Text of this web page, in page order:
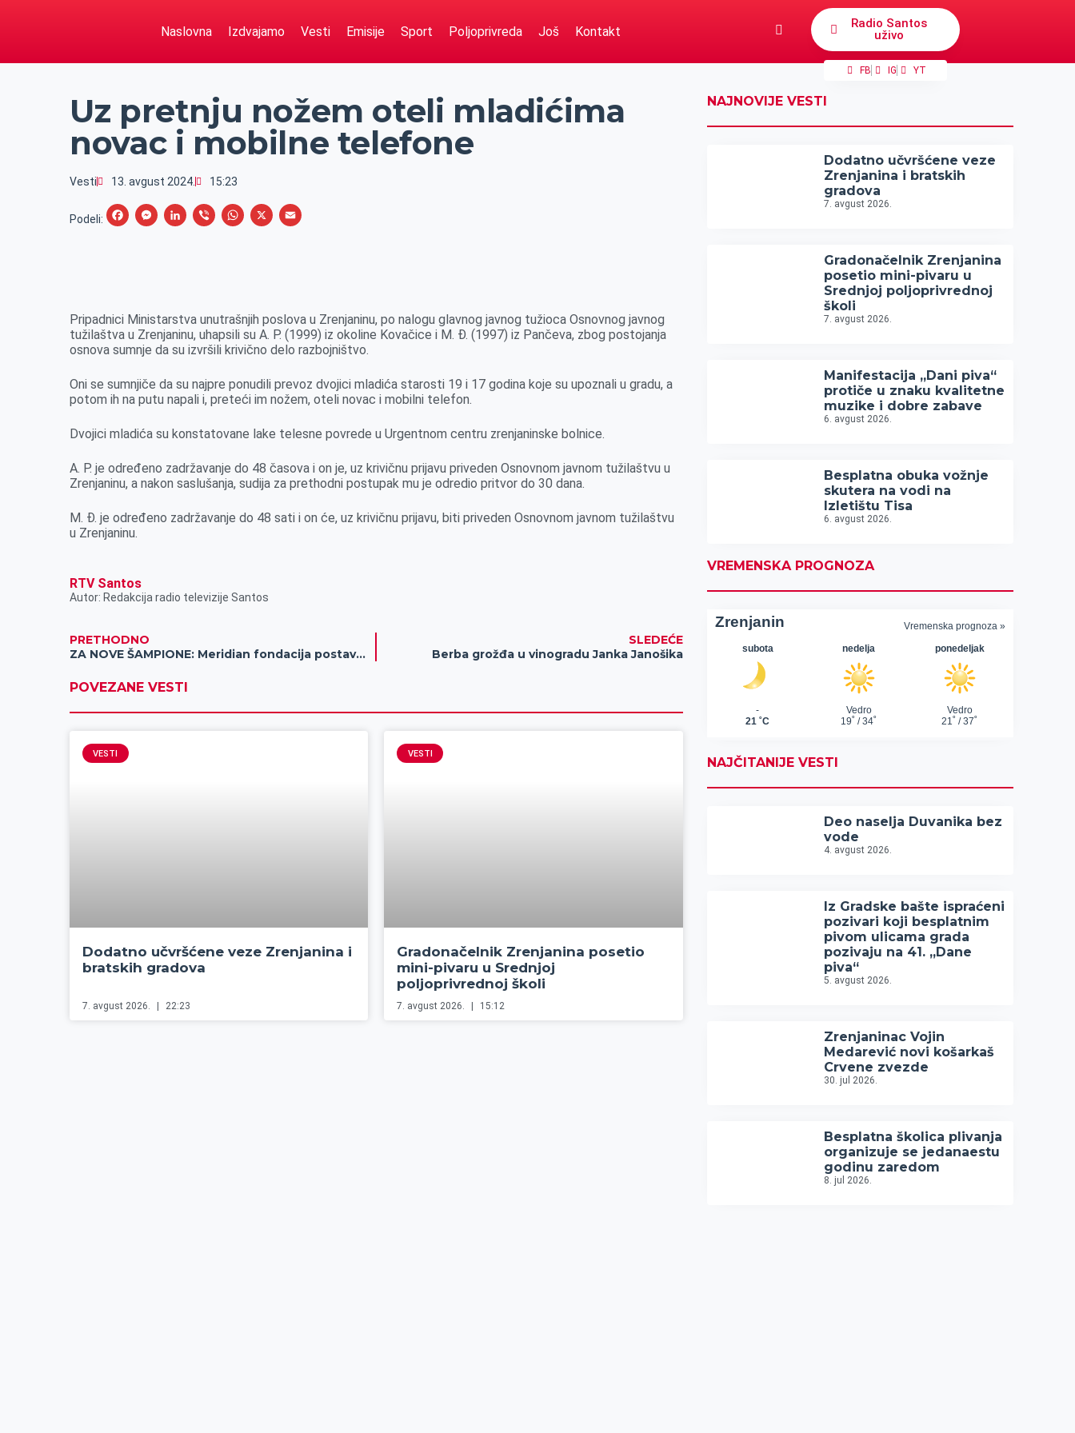
Naslovna Izdvajamo Vesti Emisije Sport Poljoprivreda Još Kontakt
Radio Santos
uživo
FB IG YT
Uz pretnju nožem oteli mladićima
novac i mobilne telefone
Vesti 13. avgust 2024. 15:23
Podeli:
F
o
o
M
n
g
r
L
d
I
V
W
A
p
X
Pripadnici Ministarstva unutrašnjih poslova u Zrenjaninu, po nalogu glavnog javnog tužioca Osnovnog javnog
tužilaštva u Zrenjaninu, uhapsili su A. P. (1999) iz okoline Kovačice i M. Đ. (1997) iz Pančeva, zbog postojanja
osnova sumnje da su izvršili krivično delo razbojništvo.
Oni se sumnjiče da su najpre ponudili prevoz dvojici mladića starosti 19 i 17 godina koje su upoznali u gradu, a
potom ih na putu napali i, preteći im nožem, oteli novac i mobilni telefon.
Dvojici mladića su konstatovane lake telesne povrede u Urgentnom centru zrenjaninske bolnice.
A. P. je određeno zadržavanje do 48 časova i on je, uz krivičnu prijavu priveden Osnovnom javnom tužilaštvu u
Zrenjaninu, a nakon saslušanja, sudija za prethodni postupak mu je odredio pritvor do 30 dana.
M. Đ. je određeno zadržavanje do 48 sati i on će, uz krivičnu prijavu, biti priveden Osnovnom javnom tužilaštvu
u Zrenjaninu.
RTV Santos
Autor: Redakcija radio televizije Santos
PRETHODNO
ZA NOVE ŠAMPIONE: Meridian fondacija postavila table i koševe u Somboru, gradu Nikole Jokića
SLEDEĆE
Berba grožđa u vinogradu Janka Janošika
POVEZANE VESTI
VESTI
Dodatno učvršćene veze Zrenjanina i
bratskih gradova
7. avgust 2026. 22:23
VESTI
Gradonačelnik Zrenjanina posetio
mini-pivaru u Srednjoj
poljoprivrednoj školi
7. avgust 2026. 15:12
NAJNOVIJE VESTI
Dodatno učvršćene veze
Zrenjanina i bratskih
gradova
7. avgust 2026.
Gradonačelnik Zrenjanina
posetio mini-pivaru u
Srednjoj poljoprivrednoj
školi
7. avgust 2026.
Manifestacija „Dani piva“
protiče u znaku kvalitetne
muzike i dobre zabave
6. avgust 2026.
Besplatna obuka vožnje
skutera na vodi na
Izletištu Tisa
6. avgust 2026.
VREMENSKA PROGNOZA
NAJČITANIJE VESTI
Deo naselja Duvanika bez
vode
4. avgust 2026.
Iz Gradske bašte ispraćeni
pozivari koji besplatnim
pivom ulicama grada
pozivaju na 41. „Dane
piva“
5. avgust 2026.
Zrenjaninac Vojin
Medarević novi košarkaš
Crvene zvezde
30. jul 2026.
Besplatna školica plivanja
organizuje se jedanaestu
godinu zaredom
8. jul 2026.